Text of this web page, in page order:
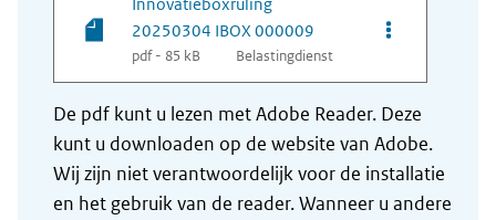
20250304 IBOX 000009
pdf - 85 kB Belastingdienst
Opties van
De pdf kunt u lezen met Adobe Reader. Deze
kunt u downloaden op de website van Adobe.
Wij zijn niet verantwoordelijk voor de installatie
en het gebruik van de reader. Wanneer u andere